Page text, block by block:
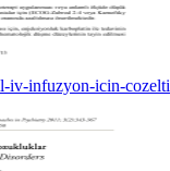
iv-infuzyon-icin-cozelti